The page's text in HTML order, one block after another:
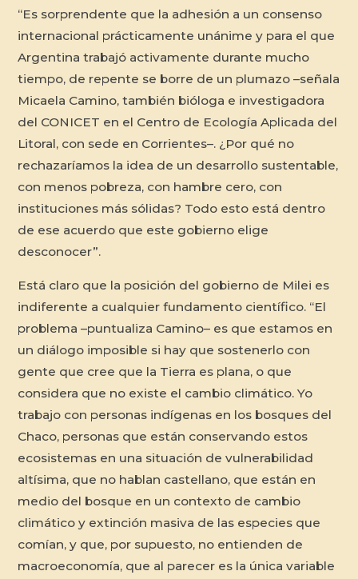
“Es sorprendente que la adhesión a un consenso
internacional prácticamente unánime y para el que
Argentina trabajó activamente durante mucho
tiempo, de repente se borre de un plumazo –señala
Micaela Camino, también bióloga e investigadora
del CONICET en el Centro de Ecología Aplicada del
Litoral, con sede en Corrientes–. ¿Por qué no
rechazaríamos la idea de un desarrollo sustentable,
con menos pobreza, con hambre cero, con
instituciones más sólidas? Todo esto está dentro
de ese acuerdo que este gobierno elige
desconocer”.
Está claro que la posición del gobierno de Milei es
indiferente a cualquier fundamento científico. “El
problema –puntualiza Camino– es que estamos en
un diálogo imposible si hay que sostenerlo con
gente que cree que la Tierra es plana, o que
considera que no existe el cambio climático. Yo
trabajo con personas indígenas en los bosques del
Chaco, personas que están conservando estos
ecosistemas en una situación de vulnerabilidad
altísima, que no hablan castellano, que están en
medio del bosque en un contexto de cambio
climático y extinción masiva de las especies que
comían, y que, por supuesto, no entienden de
macroeconomía, que al parecer es la única variable